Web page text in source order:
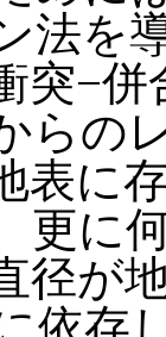
法を
突−
らの
表に
更に
径が